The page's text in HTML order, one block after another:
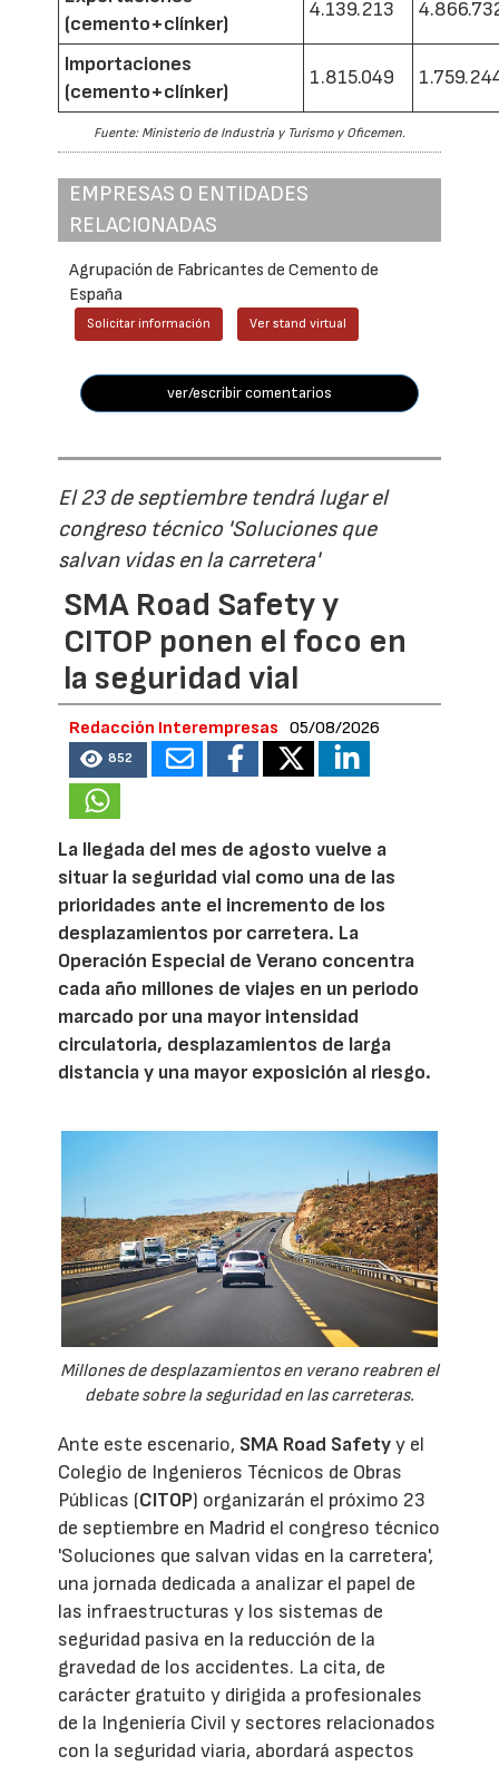
(cemento+clínker)
4.139.213
Importaciones
(cemento+clínker)
1.815.049
Fuente: Ministerio de Industria y Turismo y Oficemen.
EMPRESAS O ENTIDADES
RELACIONADAS
Agrupación de Fabricantes de Cemento de
España
Solicitar información Ver stand virtual
ver/escribir comentarios
El 23 de septiembre tendrá lugar el
congreso técnico 'Soluciones que
salvan vidas en la carretera'
SMA Road Safety y
CITOP ponen el foco en
la seguridad vial
Redacción Interempresas 05/08/2026
852
La llegada del mes de agosto vuelve a
situar la seguridad vial como una de las
prioridades ante el incremento de los
desplazamientos por carretera. La
Operación Especial de Verano concentra
cada año millones de viajes en un periodo
marcado por una mayor intensidad
circulatoria, desplazamientos de larga
distancia y una mayor exposición al riesgo.
Millones de desplazamientos en verano reabren el
debate sobre la seguridad en las carreteras.
Ante este escenario, SMA Road Safetyy el
Colegio de Ingenieros Técnicos de Obras
Públicas (CITOP) organizarán el próximo 23
de septiembre en Madrid el congreso técnico
'Soluciones que salvan vidas en la carretera',
una jornada dedicada a analizar el papel de
las infraestructuras y los sistemas de
seguridad pasiva en la reducción de la
gravedad de los accidentes. La cita, de
carácter gratuito y dirigida a profesionales
de la Ingeniería Civil y sectores relacionados
con la seguridad viaria, abordará aspectos